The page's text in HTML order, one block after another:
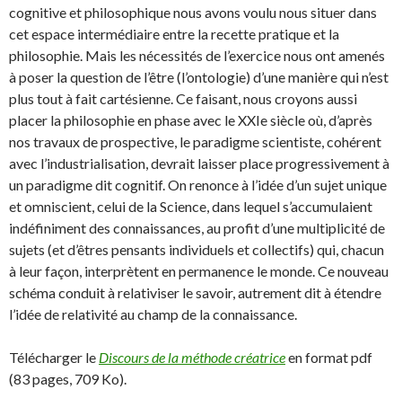
cognitive et philosophique nous avons voulu nous situer dans
cet espace intermédiaire entre la recette pratique et la
philosophie. Mais les nécessités de l’exercice nous ont amenés
à poser la question de l’être (l’ontologie) d’une manière qui n’est
plus tout à fait cartésienne. Ce faisant, nous croyons aussi
placer la philosophie en phase avec le XXIe siècle où, d’après
nos travaux de prospective, le paradigme scientiste, cohérent
avec l’industrialisation, devrait laisser place progressivement à
un paradigme dit cognitif. On renonce à l’idée d’un sujet unique
et omniscient, celui de la Science, dans lequel s’accumulaient
indéfiniment des connaissances, au profit d’une multiplicité de
sujets (et d’êtres pensants individuels et collectifs) qui, chacun
à leur façon, interprètent en permanence le monde. Ce nouveau
schéma conduit à relativiser le savoir, autrement dit à étendre
l’idée de relativité au champ de la connaissance.
Télécharger le Discours de la méthode créatriceen format pdf
(83 pages, 709 Ko).